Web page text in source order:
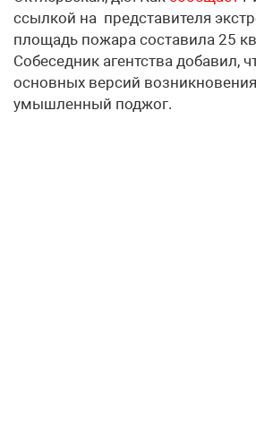
ссылкой на представителя
площадь пожара составила 25
Собеседник агентства добавил,
основных версий
умышленный поджог.